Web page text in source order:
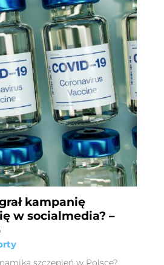
kampanię
w socialmedia? –
szczepień w Polsce?